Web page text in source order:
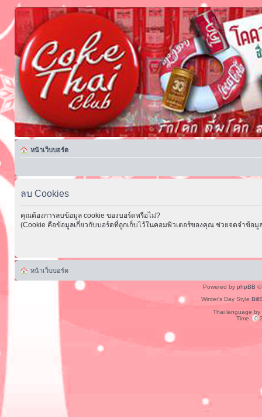
หน้าเว็บบอร์ด
ลบ Cookies
คุณต้องการลบข้อมูล cookie ของบอร์ดหรือไม่?
(Cookie คือข้อมูลเกี่ยวกับบอร์ดที่ถูกเก็บไว้ในคอมพิวเตอร์ของคุณ ช่วยจดจำข้อมู
หน้าเว็บบอร์ด
Powered by phpBB ©
Winter's Day Style
Thai language by
Time :